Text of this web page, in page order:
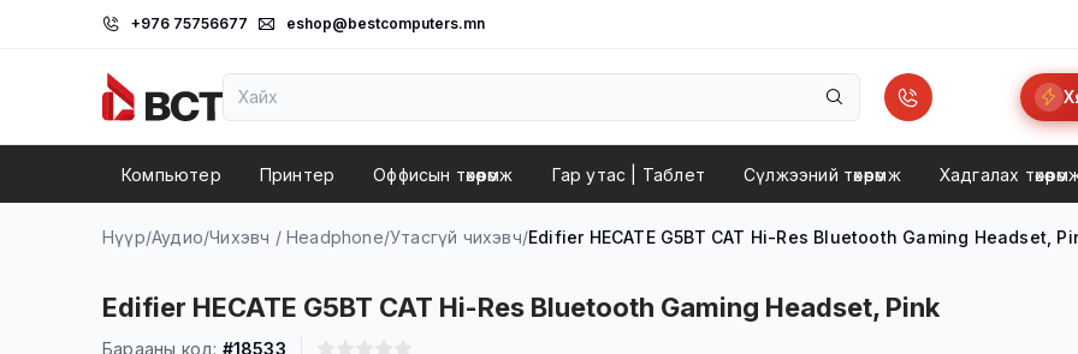
+976 75756677 eshop@bestcomputers.mn
Компьютер Принтер Оффисын төхөөрөмж Гар утас | Taблет Сүлжээний төхөөрөмж Хадгалах
Нүүр/Аудио/Чихэвч / Headphone/Утасгүй чихэвч/Edifier HECATE G5BT CAT Hi-Res Bluetooth Gaming Headset,
Edifier HECATE G5BT CAT Hi-Res Bluetooth Gaming Headset, Pink
Барааны код: #18533